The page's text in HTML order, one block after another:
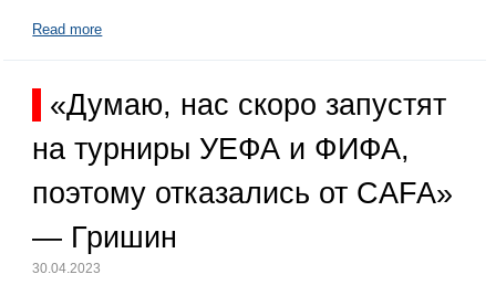
Read more
«Думаю, нас скоро запустят
на турниры УЕФА и ФИФА,
поэтому отказались от CAFA»
— Гришин
30.04.2023